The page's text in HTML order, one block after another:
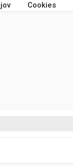
Cookies